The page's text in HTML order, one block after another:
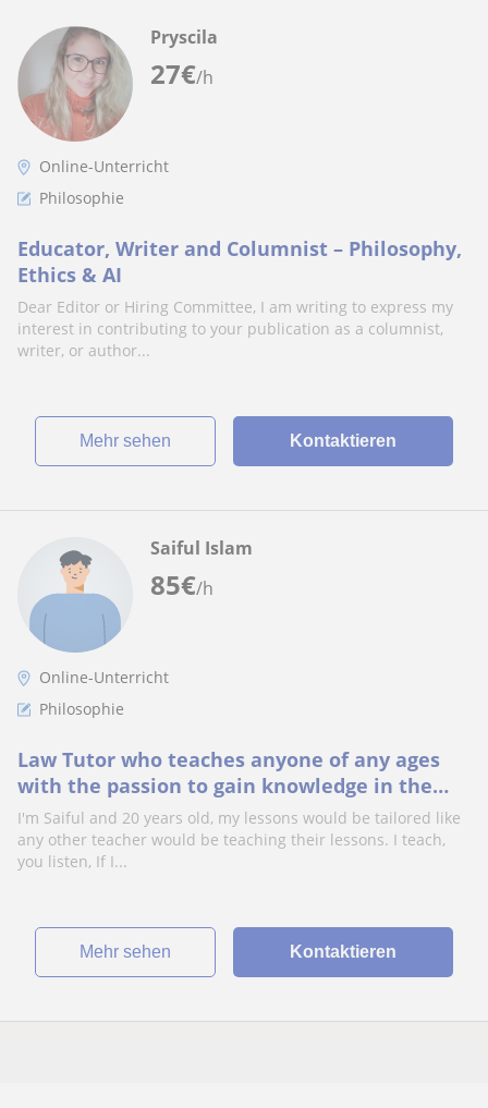
27€/h
Pryscila
Online-Unterricht
Philosophie
Educator, Writer and Columnist – Philosophy,
Ethics & AI
Dear Editor or Hiring Committee, I am writing to express my
interest in contributing to your publication as a columnist,
writer, or author...
Mehr sehen Kontaktieren
85€/h
Saiful Islam
Online-Unterricht
Philosophie
Law Tutor who teaches anyone of any ages
with the passion to gain knowledge in the
legal field.
I'm Saiful and 20 years old, my lessons would be tailored like
any other teacher would be teaching their lessons. I teach,
you listen, If I...
Mehr sehen Kontaktieren